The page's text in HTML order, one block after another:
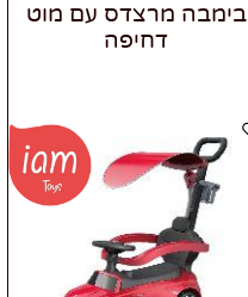
בימבה מרצדס עם מוט
דחיפה